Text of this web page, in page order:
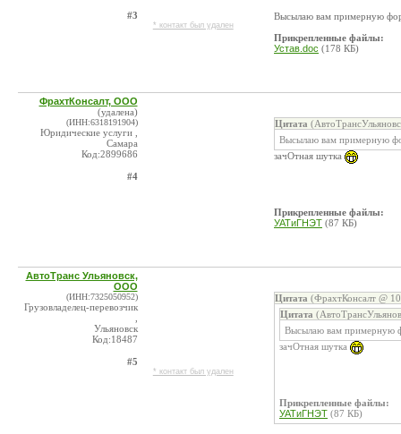
#3
* контакт был удален
Высылаю вам примерную
Прикрепленные файлы:
Устав.doc (178 КБ)
ФрахтКонсалт, ООО
(удалена)
(ИНН:6318191904)
Юридические услуги ,
Самара
Код:2899686
#4
Цитата
Высылаю вам примерную
зачОтная шутка
Прикрепленные файлы:
УАТиГНЭТ (87 КБ)
АвтоТранс Ульяновск,
ООО
(ИНН:7325050952)
Грузовладелец-перевозчик
Ульяновск
Код:18487
#5
* контакт был удален
Цитата (ФрахтКонсалт @
Цитата
Высылаю вам примерную
зачОтная шутка
Прикрепленные файлы:
УАТиГНЭТ (87 КБ)